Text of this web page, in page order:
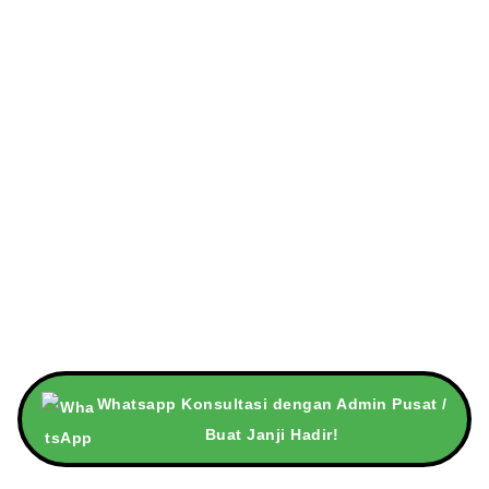
Whatsapp Konsultasi dengan Admin Pusat /
Buat Janji Hadir!
C